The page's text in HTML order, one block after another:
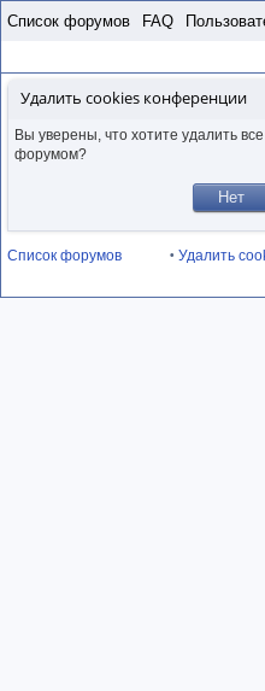
Список форумов FAQ
Удалить cookies конференции
Вы уверены, что хотите удалить
форумом?
Список форумов • Удалить